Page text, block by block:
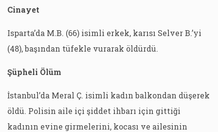
Cinayet
Isparta’da M.B. (66) isimli erkek, karısı Selver B.’yi
(48), başından tüfekle vurarak öldürdü.
Şüpheli Ölüm
İstanbul’da Meral Ç. isimli kadın balkondan düşerek
öldü. Polisin aile içi şiddet ihbarı için gittiği
kadının evine girmelerini, kocası ve ailesinin